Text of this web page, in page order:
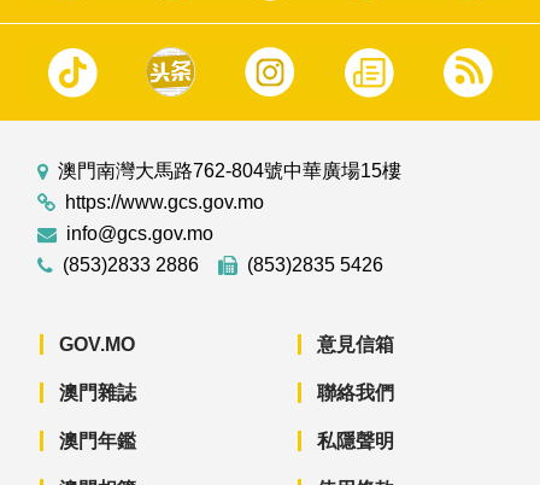
澳門南灣大馬路762-804號中華廣場15樓
https://www.gcs.gov.mo
info@gcs.gov.mo
(853)2833 2886
(853)2835 5426
GOV.MO
澳門雜誌
澳門年鑑
意見信箱
聯絡我們
私隱聲明